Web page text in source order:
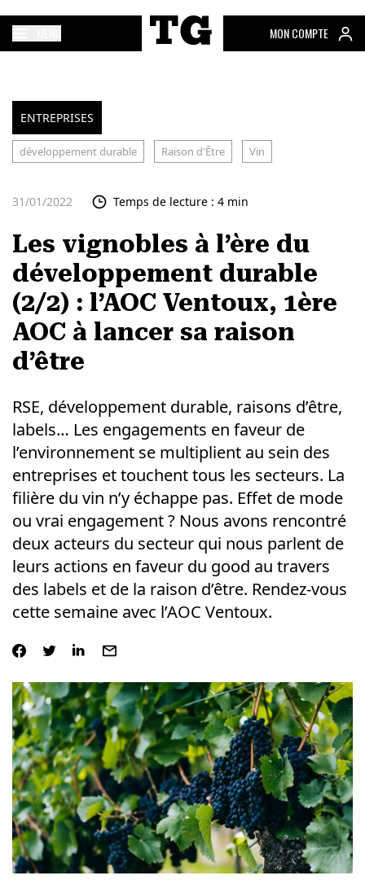
MON COMPTE
ENTREPRISES
développement durable Raison d'Être Vin
31/01/2022 Temps de lecture : 4 min
Les vignobles à l’ère du
développement durable
(2/2) : l’AOC Ventoux, 1ère
AOC à lancer sa raison
d’être
RSE, développement durable, raisons d’être,
labels… Les engagements en faveur de
l’environnement se multiplient au sein des
entreprises et touchent tous les secteurs. La
filière du vin n’y échappe pas. Effet de mode
ou vrai engagement ? Nous avons rencontré
deux acteurs du secteur qui nous parlent de
leurs actions en faveur du good au travers
des labels et de la raison d’être. Rendez-vous
cette semaine avec l’AOC Ventoux.